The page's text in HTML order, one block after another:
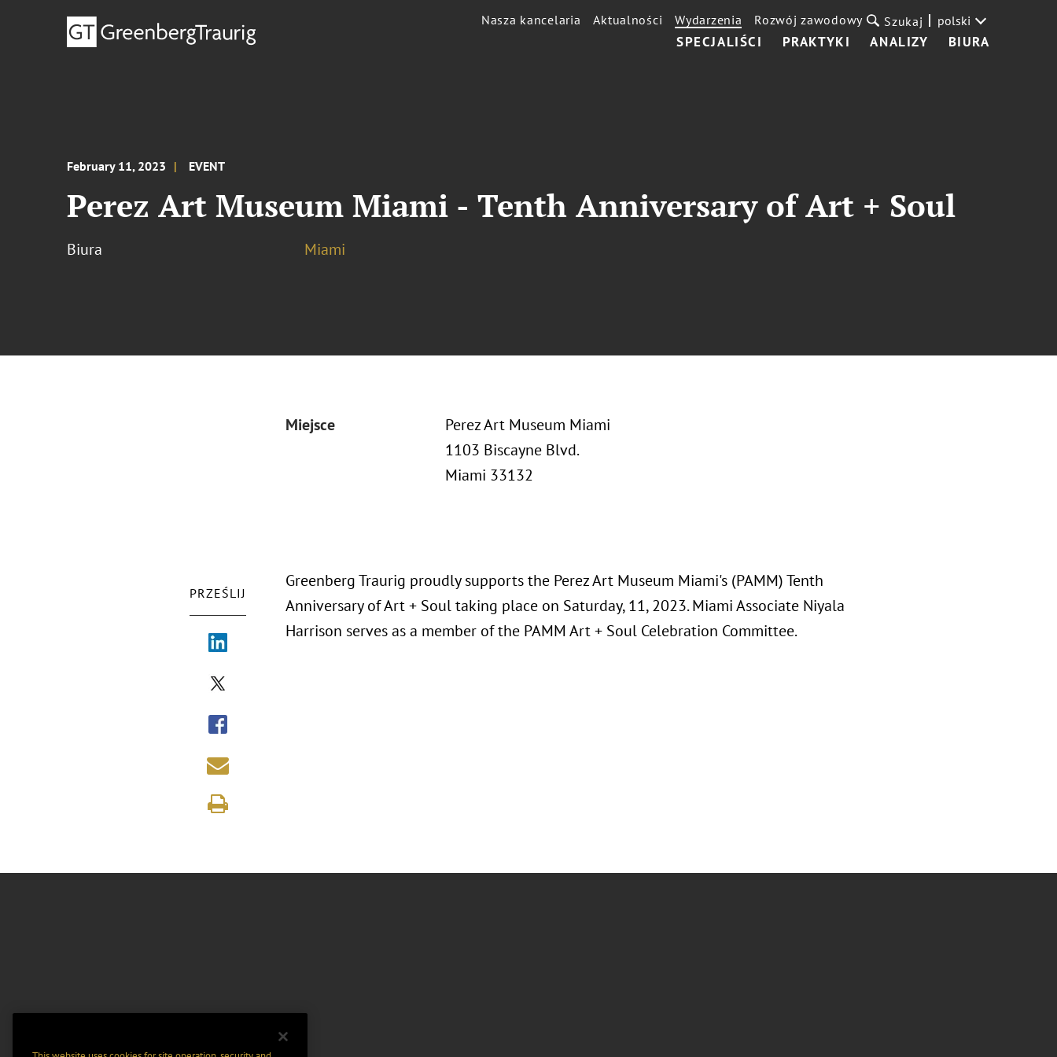
SPECJALIŚCI PRAKTYKI ANALIZY BIURA
Nasza kancelaria Aktualności Wydarzenia Rozwój zawodowy Szukaj polski
February 11, 2023 EVENT
Perez Art Museum Miami - Tenth Anniversary of Art + Soul
Biura Miami
Miejsce
Perez Art Museum Miami
1103 Biscayne Blvd.
Miami 33132
PRZEŚLIJ
Greenberg Traurig proudly supports the Perez Art Museum Miami's (PAMM) Tenth
Anniversary of Art + Soul taking place on Saturday, 11, 2023. Miami Associate Niyala
Harrison serves as a member of the PAMM Art + Soul Celebration Committee.